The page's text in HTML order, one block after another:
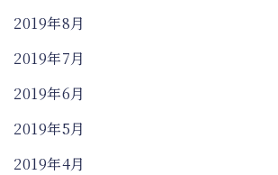
2019年8月
2019年7月
2019年6月
2019年5月
2019年4月